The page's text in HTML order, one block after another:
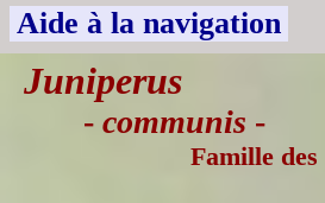
Aide à la navigation
Juniperus
- communis -
Famille des